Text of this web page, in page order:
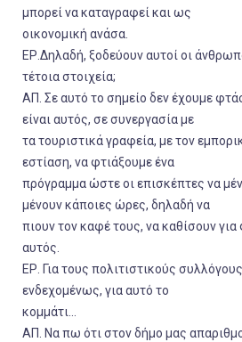
μπορεί να καταγραφεί και ως
οικονομική ανάσα.
ΕΡ.Δηλαδή, ξοδεύουν αυτοί οι
τέτοια στοιχεία;
ΑΠ. Σε αυτό το σημείο δεν έχουμε
είναι αυτός, σε συνεργασία με
τα τουριστικά γραφεία, με τον
εστίαση, να φτιάξουμε ένα
πρόγραμμα ώστε οι επισκέπτες να
μένουν κάποιες ώρες, δηλαδή να
πιουν τον καφέ τους, να καθίσουν
αυτός.
ΕΡ. Για τους πολιτιστικούς
ενδεχομένως, για αυτό το
κομμάτι...
ΑΠ. Να πω ότι στον δήμο μας